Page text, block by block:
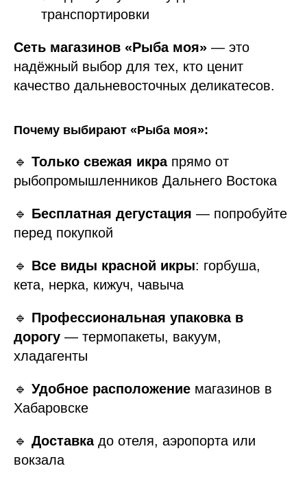
транспортировки
Сеть магазинов «Рыба моя» — это
надёжный выбор для тех, кто ценит
качество дальневосточных деликатесов.
Почему выбирают «Рыба моя»:
🔹 Только свежая икрапрямо от
рыбопромышленников Дальнего Востока
🔹 Бесплатная дегустация — попробуйте
перед покупкой
🔹 Все виды красной икры: горбуша,
кета, нерка, кижуч, чавыча
🔹 Профессиональная упаковка в
дорогу — термопакеты, вакуум,
хладагенты
🔹 Удобное расположение магазинов в
Хабаровске
🔹 Доставкадо отеля, аэропорта или
вокзала